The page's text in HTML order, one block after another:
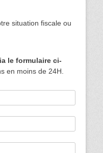
situation fiscale ou
le formulaire ci-
en moins de 24H.